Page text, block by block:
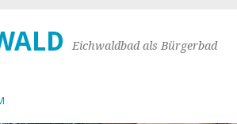
Eichwaldbad als Bürgerbad